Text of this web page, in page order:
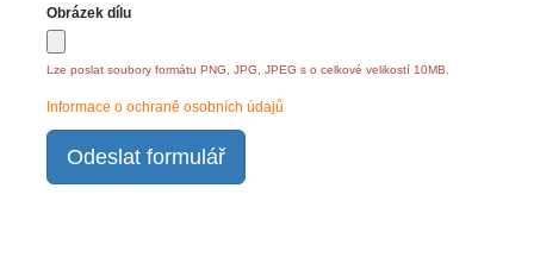
Obrázek dílu
Lze poslat soubory formátu PNG, JPG, JPEG s o celkové velikostí 10MB.
Informace o ochraně osobních údajů
Odeslat formulář